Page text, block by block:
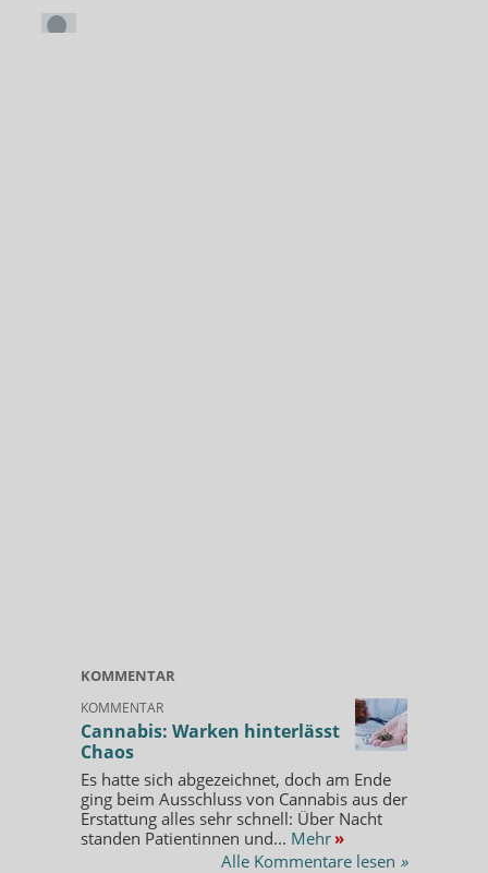
KOMMENTAR
KOMMENTAR
Cannabis: Warken hinterlässt
Chaos
Es hatte sich abgezeichnet, doch am Ende
ging beim Ausschluss von Cannabis aus der
Erstattung alles sehr schnell: Über Nacht
standen Patientinnen und... Mehr »
Alle Kommentare lesen »